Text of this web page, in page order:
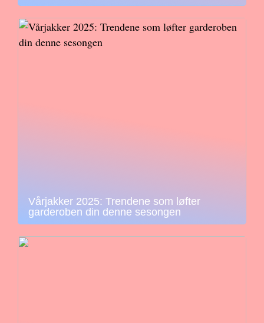
Vårjakker 2025: Trendene som løfter
garderoben din denne sesongen